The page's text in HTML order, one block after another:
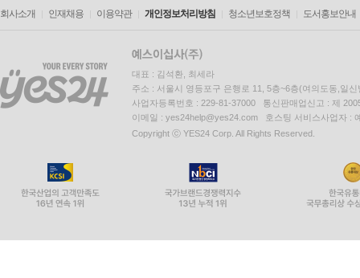
회사소개 인재채용 이용약관 개인정보처리방침 청소년보호정책 도서홍보안내
대표 : 김석환, 최세라
주소 : 서울시 영등포구 은행로 11, 5층~6층(여의도동,일신
사업자등록번호 : 229-81-37000 통신판매업신고 : 제
이메일 : yes24help@yes24.com 호스팅 서비스사업자 :
Copyright ⓒ YES24 Corp. All Rights Reserved.